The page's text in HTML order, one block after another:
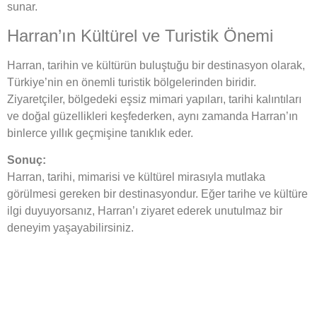
sunar.
Harran’ın Kültürel ve Turistik Önemi
Harran, tarihin ve kültürün buluştuğu bir destinasyon olarak,
Türkiye’nin en önemli turistik bölgelerinden biridir.
Ziyaretçiler, bölgedeki eşsiz mimari yapıları, tarihi kalıntıları
ve doğal güzellikleri keşfederken, aynı zamanda Harran’ın
binlerce yıllık geçmişine tanıklık eder.
Sonuç:
Harran, tarihi, mimarisi ve kültürel mirasıyla mutlaka
görülmesi gereken bir destinasyondur. Eğer tarihe ve kültüre
ilgi duyuyorsanız, Harran’ı ziyaret ederek unutulmaz bir
deneyim yaşayabilirsiniz.